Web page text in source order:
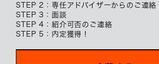
STEP 2：専任アドバイザーからのご連絡
STEP 3：面談
STEP 4：紹介可否のご連絡
STEP 5：内定獲得！